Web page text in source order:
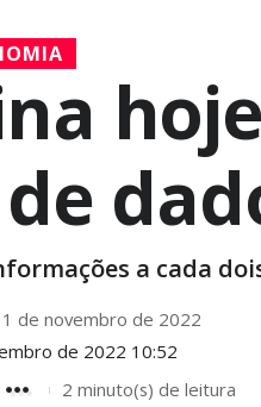
a cada
de 2022 10:52
de novembro de 2022
2 minuto(s) de leitura